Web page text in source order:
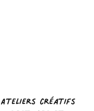
Ateliers créatifs